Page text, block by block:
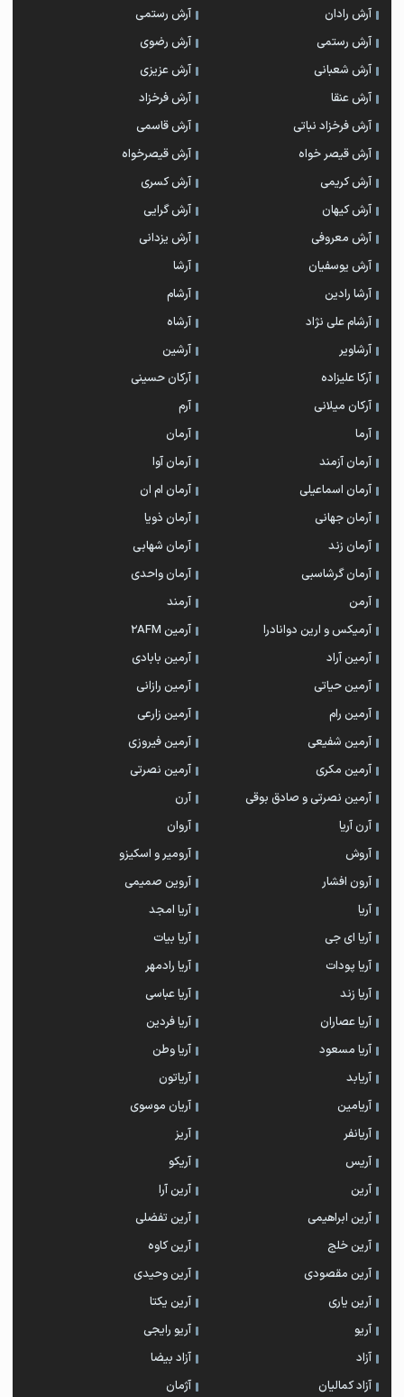
آرش رادان
آرش رستمى
آرش رستمی
آرش رضوی
آرش شعبانی
آرش عزیزی
آرش عنقا
آرش فرخزاد
آرش فرخزاد نباتی
آرش قاسمی
آرش قیصر خواه
آرش قیصرخواه
آرش کریمی
آرش کسری
آرش کیهان
آرش گرایی
آرش معروفی
آرش یزدانی
آرش یوسفیان
آرشا
آرشا رادین
آرشام
آرشام علی نژاد
آرشاه
آرشاویر
آرشین
آرکا علیزاده
آرکان حسینی
آرکان میلانی
آرم
آرما
آرمان
آرمان آزمند
آرمان آوا
آرمان اسماعیلی
آرمان ام ان
آرمان جهانی
آرمان ذویا
آرمان زند
آرمان شهابی
آرمان گرشاسبی
آرمان واحدی
آرمن
آرمند
آرمیکس و ارین دوانادرا
آرمین 2AFM
آرمین آراد
آرمین بابادی
آرمین حیاتی
آرمین رازانی
آرمین رام
آرمین زارعی
آرمین شفیعی
آرمین فیروزی
آرمین مکری
آرمین نصرتی
آرمین نصرتی و صادق بوقی
آرن
آرن آریا
آروان
آروش
آرومیر و اسکیزو
آرون افشار
آروین صمیمی
آریا
آریا امجد
آریا ای جی
آریا بیات
آریا پودات
آریا رادمهر
آریا زند
آریا عباسی
آریا عصاران
آریا فردین
آریا مسعود
آریا وطن
آریابد
آریاتون
آریامین
آریان موسوی
آریانفر
آریز
آریس
آریکو
آرین
آرین آرا
آرین ابراهیمی
آرین تفضلی
آرین خلج
آرین کاوه
آرین مقصودی
آرین وحیدی
آرین یاری
آرین یکتا
آریو
آریو رایجی
آزاد
آزاد بیضا
آزاد کمالیان
آژمان